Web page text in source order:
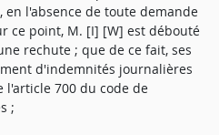
l'absence de toute demande
ce point, M. [I] [W] est débouté
rechute ; que de ce fait, ses
d'indemnités journalières
700 du code de
;